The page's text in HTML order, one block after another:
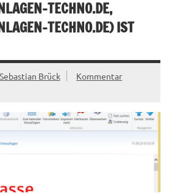
TECHNO.DE,
TECHNO.DE) IST
Sebastian Brück
Kommentar